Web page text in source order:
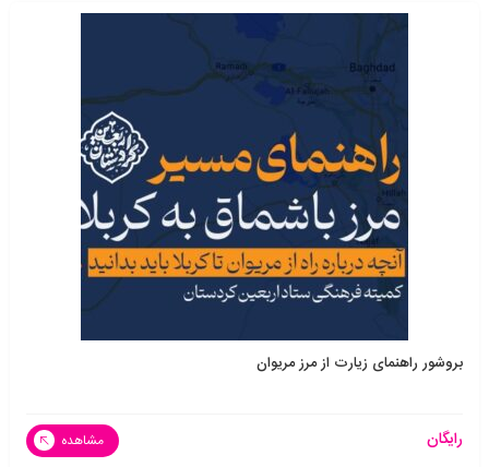
بروشور راهنمای زیارت از مرز مریوان
رایگان مشاهده